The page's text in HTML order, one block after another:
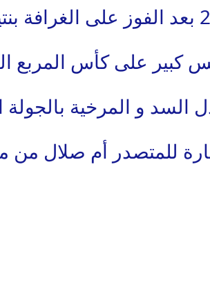
على كأس المربع
السد و المرخية
للمتصدر أم صلال من